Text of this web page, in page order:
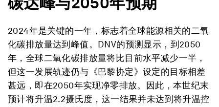
2024年是关键的一年，标志着全球能源相关的二氧
化碳排放量达到峰值。DNV的预测显示，到2050
年，全球二氧化碳排放量将比目前水平减少一半，
但这一发展轨迹仍与《巴黎协定》设定的目标相差
甚远，即在2050年实现净零排放。因此，本世纪末
预计将升温2.2摄氏度，这一结果并未达到将升温控